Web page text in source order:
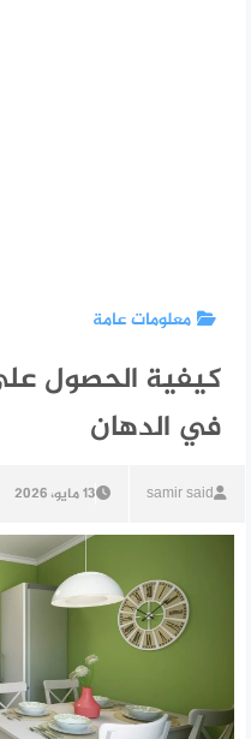
معلومات عامة
كيفية الحصول
في الدهان
samir said 13 مايو، 2026